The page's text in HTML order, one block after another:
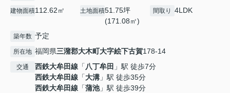
建物面積112.62㎡ 土地面積51.75坪
(171.08㎡)
間取り 4LDK
築年数 予定
所在地 福岡県三潴郡大木町大字絵下古賀178-14
交通 西鉄大牟田線 「 八丁牟田 」駅 徒歩7分
西鉄大牟田線 「大溝 」駅 徒歩35分
西鉄大牟田線 「蒲池」駅 徒歩39分